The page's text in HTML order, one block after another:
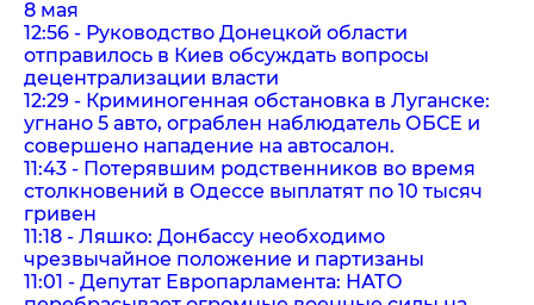
8 мая
12:56 - Руководство Донецкой области
отправилось в Киев обсуждать вопросы
децентрализации власти
12:29 - Криминогенная обстановка в Луганске:
угнано 5 авто, ограблен наблюдатель ОБСЕ и
совершено нападение на автосалон.
11:43 - Потерявшим родственников во время
столкновений в Одессе выплатят по 10 тысяч
гривен
11:18 - Ляшко: Донбассу необходимо
чрезвычайное положение и партизаны
11:01 - Депутат Европарламента: НАТО